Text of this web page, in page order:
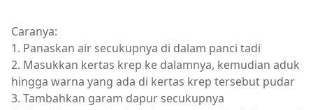
Caranya:
1. Panaskan air secukupnya di dalam panci tadi
2. Masukkan kertas krep ke dalamnya, kemudian aduk
hingga warna yang ada di kertas krep tersebut pudar
3. Tambahkan garam dapur secukupnya